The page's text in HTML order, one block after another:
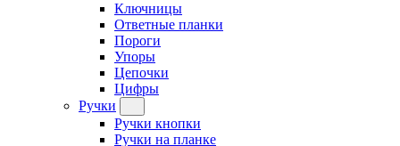
Ключницы
Ответные планки
Пороги
Упоры
Цепочки
Цифры
Ручки
Ручки кнопки
Ручки на планке